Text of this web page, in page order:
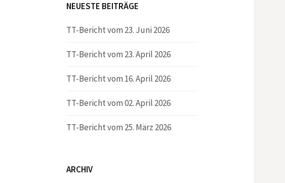
NEUESTE BEITRÄGE
TT-Bericht vom 23. Juni 2026
TT-Bericht vom 23. April 2026
TT-Bericht vom 16. April 2026
TT-Bericht vom 02. April 2026
TT-Bericht vom 25. März 2026
ARCHIV